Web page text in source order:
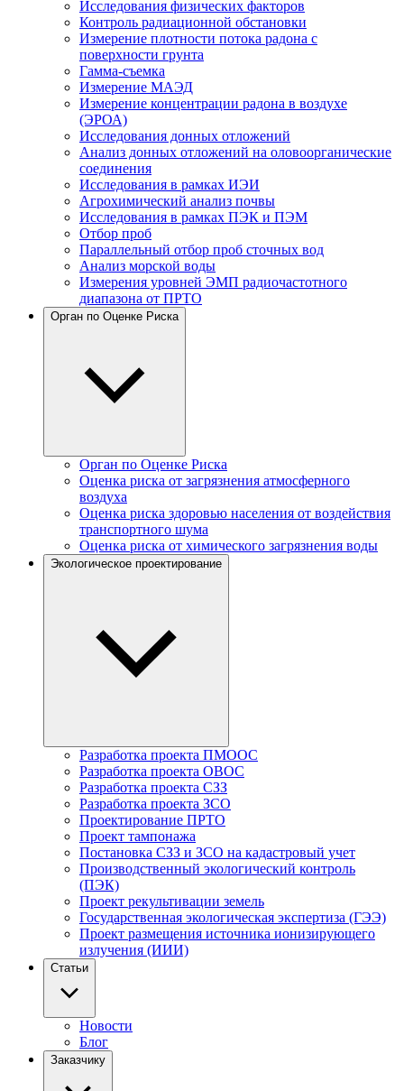
Исследования физических факторов
Контроль радиационной обстановки
Измерение плотности потока радона с
поверхности грунта
Гамма-съемка
Измерение МАЭД
Измерение концентрации радона в воздухе
(ЭРОА)
Исследования донных отложений
Анализ донных отложений на оловоорганические
соединения
Исследования в рамках ИЭИ
Агрохимический анализ почвы
Исследования в рамках ПЭК и ПЭМ
Отбор проб
Параллельный отбор проб сточных вод
Анализ морской воды
Измерения уровней ЭМП радиочастотного
диапазона от ПРТО
Орган по Оценке Риска
Орган по Оценке Риска
Оценка риска от загрязнения атмосферного
воздуха
Оценка риска здоровью населения от воздействия
транспортного шума
Оценка риска от химического загрязнения воды
Экологическое проектирование
Разработка проекта ПМООС
Разработка проекта ОВОС
Разработка проекта СЗЗ
Разработка проекта ЗСО
Проектирование ПРТО
Проект тампонажа
Постановка СЗЗ и ЗСО на кадастровый учет
Производственный экологический контроль
(ПЭК)
Проект рекультивации земель
Государственная экологическая экспертиза (ГЭЭ)
Проект размещения источника ионизирующего
излучения (ИИИ)
Статьи
Новости
Блог
Заказчику